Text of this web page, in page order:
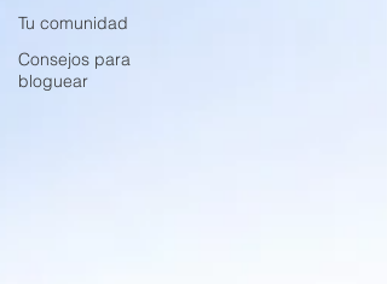
Tu comunidad
Consejos para
bloguear